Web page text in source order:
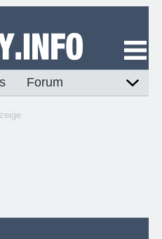
Forum